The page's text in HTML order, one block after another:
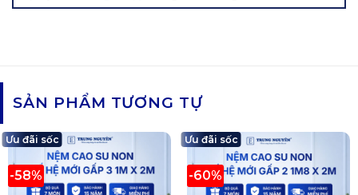
SẢN PHẨM TƯƠNG TỰ
-58%
Ưu đãi sốc
-60%
Ưu đãi sốc